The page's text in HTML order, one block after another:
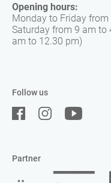
Follow us
Opening hours:
Monday to Friday
Saturday from 9 am
am to 12.30 pm)
Partner